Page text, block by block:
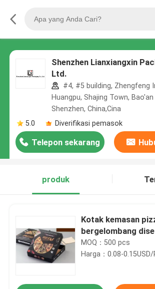
Shenzhen Lianxiangxin
Ltd.
#4, #5 building, Zhengfeng
Huangpu, Shajing Town,
Shenzhen, China,Cina
5.0
Diverifikasi pemasok
Telepon sekarang
produk
Kotak kemasan
bergelombang
MOQ：500 pcs
Harga：0.08-0.15USD/